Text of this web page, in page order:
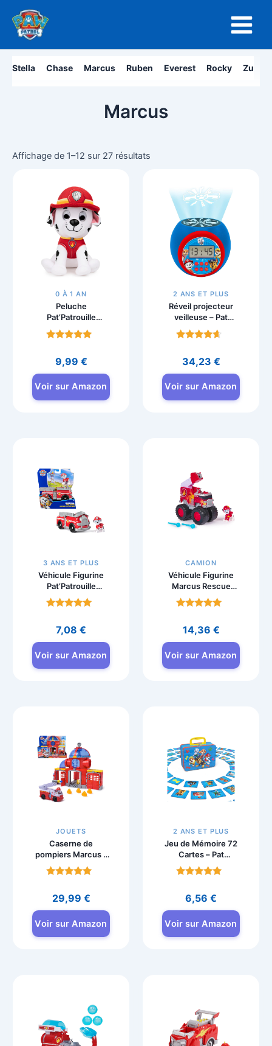
contenu
Menu
Stella Chase Marcus Ruben Everest Rocky Zuma
Marcus
Affichage de 1–12 sur 27 résultats
0 À 1 AN
Peluche
Pat’Patrouille
Marcus 15 cm
GUND
4.7
sur 5
9,99 €
Voir sur Amazon
2 ANS ET PLUS
Réveil projecteur
veilleuse – Pat
Patrouille
4.3
sur 5
34,23 €
Voir sur Amazon
3 ANS ET PLUS
Véhicule Figurine
Pat’Patrouille
Marcus – Voiture à
Collectionner
4.8
sur 5
7,08 €
Voir sur Amazon
CAMION
Véhicule Figurine
Marcus Rescue
Wheels, Jouet
Enfant 3 ans – Pat
4.8
sur 5
14,36 €
Voir sur Amazon
JOUETS
Caserne de
pompiers Marcus –
Pat Patrouille
4.8
sur 5
29,99 €
Voir sur Amazon
2 ANS ET PLUS
Jeu de Mémoire 72
Cartes – Pat
Patrouille
4.7
sur 5
6,56 €
Voir sur Amazon